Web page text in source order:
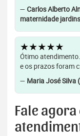
— Carlos Alberto
maternidade
★★★★★
Ótimo
e os prazos foram
— Maria José Silva
Fale